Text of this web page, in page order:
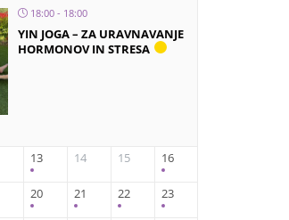
18:00 - 18:00
YIN JOGA – ZA URAVNAVANJE
HORMONOV IN STRESA
13 14 15 16
20 21 22 23